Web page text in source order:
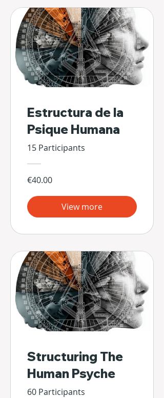
Estructura de la
Psique Humana
15 Participants
€40.00
View more
Structuring The
Human Psyche
60 Participants